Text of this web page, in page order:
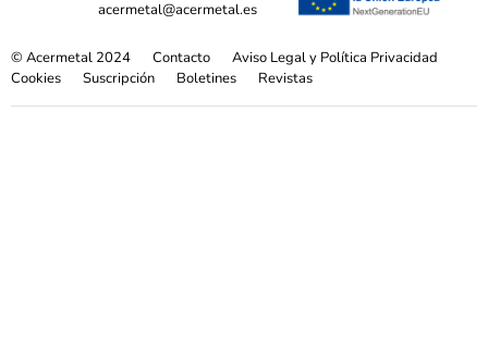
acermetal@acermetal.es
© Acermetal 2024 Contacto
Aviso Legal y Política Privacidad
Cookies
Suscripción Boletines Revistas